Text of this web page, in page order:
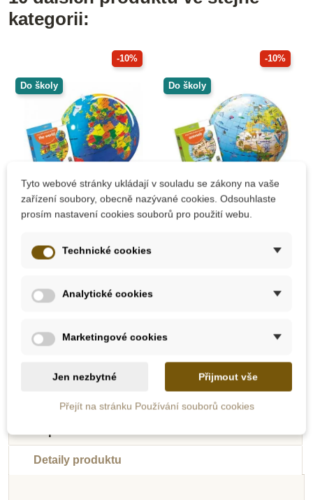
kategorii:
-10%
Do školy
Skladem
globus 30 cm -
Zeměkoule
238 Kč
Přidat do košíku
-10%
Do školy
Na dotaz
Do školy
Doporučené
Do školy
Do školy
-30%
Do školy
Do školy
Detaily produktu
Tyto webové stránky ukládají v souladu se zákony na vaše
zařízení soubory, obecně nazývané cookies. Odsouhlaste
prosím nastavení cookies souborů pro použití webu.
Technické cookies
Analytické cookies
Marketingové cookies
Jen nezbytné Přijmout vše
Přejít na stránku Používání souborů cookies